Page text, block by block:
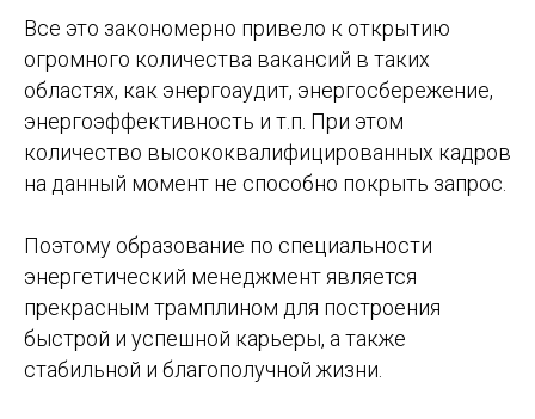
Все это закономерно привело к открытию
огромного количества вакансий в таких
областях, как энергоаудит, энергосбережение,
энергоэффективность и т.п. При этом
количество высококвалифицированных кадров
на данный момент не способно покрыть запрос.
Поэтому образование по специальности
энергетический менеджмент является
прекрасным трамплином для построения
быстрой и успешной карьеры, а также
стабильной и благополучной жизни.